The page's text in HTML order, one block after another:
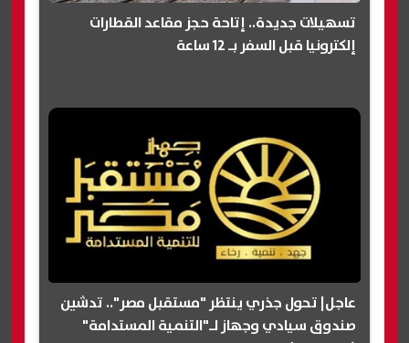
تسهيلات جديدة.. إتاحة حجز مقاعد القطارات
إلكترونيا قبل السفر بـ 12 ساعة
عاجل| تحول جذري ينتظر "مستقبل مصر".. تدشين
صندوق سيادي وجهاز لـ"التنمية المستدامة"